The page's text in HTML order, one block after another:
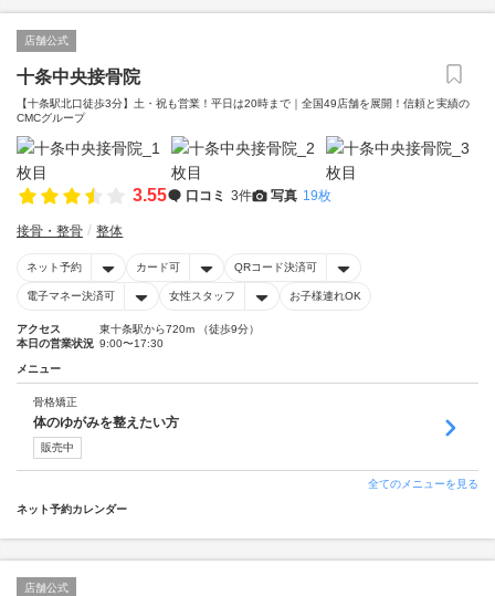
店舗公式
十条中央接骨院
【十条駅北口徒歩3分】土・祝も営業！平日は20時まで｜全国49店舗を展開！信頼と実績の
CMCグループ
3.55 口コミ 3件 写真 19枚
接骨・整骨 整体
ネット予約 カード可 QRコード決済可
電子マネー決済可 女性スタッフ お子様連れOK
アクセス
東十条駅から720m （徒歩9分）
本日の営業状況 9:00〜17:30
メニュー
骨格矯正
体のゆがみを整えたい方
販売中
全てのメニューを見る
ネット予約カレンダー
店舗公式